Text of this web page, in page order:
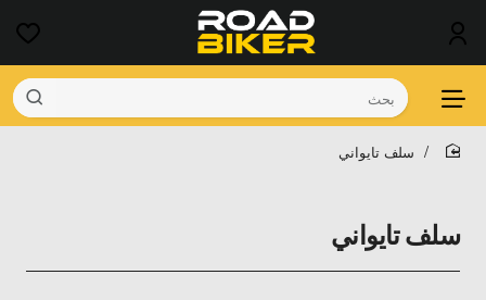
بحث
سلف تايواني
سلف تايواني